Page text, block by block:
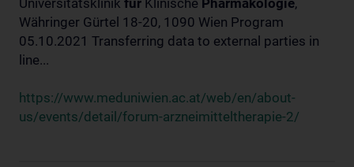
Universitätsklinik für Klinische Pharmakologie,
Währinger Gürtel 18-20, 1090 Wien Program
05.10.2021 Transferring data to external parties in
line...
https://www.meduniwien.ac.at/web/en/about-
us/events/detail/forum-arzneimitteltherapie-2/